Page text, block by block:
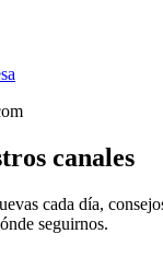
canales
cada día,
seguirnos.